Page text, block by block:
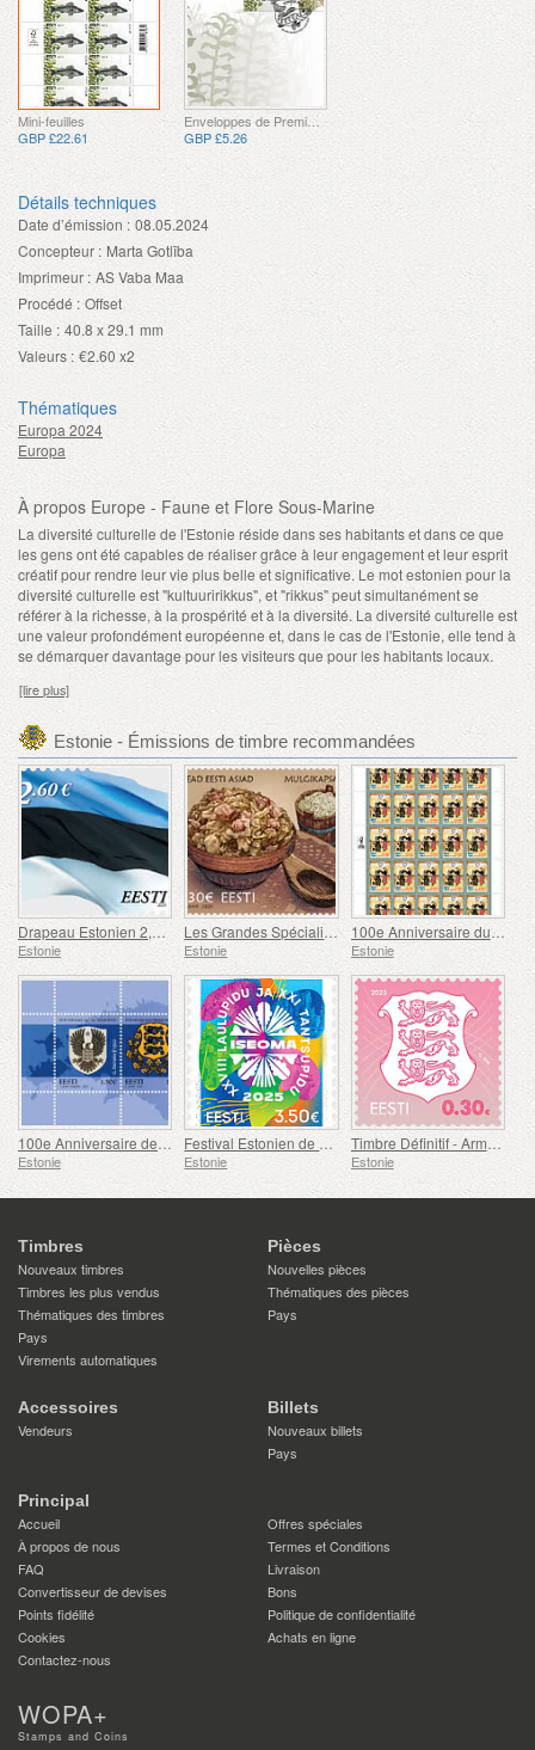
Mini-feuilles
GBP £22.61
Enveloppes de Premier Jour
GBP £5.26
Détails techniques
Date d’émission : 08.05.2024
Concepteur : Marta Gotlība
Imprimeur : AS Vaba Maa
Procédé : Offset
Taille : 40.8 x 29.1 mm
Valeurs : €2.60 x2
Thématiques
Europa 2024
Europa
À propos Europe - Faune et Flore Sous-Marine
La diversité culturelle de l'Estonie réside dans ses habitants et dans ce que
les gens ont été capables de réaliser grâce à leur engagement et leur esprit
créatif pour rendre leur vie plus belle et significative. Le mot estonien pour la
diversité culturelle est "kultuuririkkus", et "rikkus" peut simultanément se
référer à la richesse, à la prospérité et à la diversité. La diversité culturelle est
une valeur profondément européenne et, dans le cas de l'Estonie, elle tend à
se démarquer davantage pour les visiteurs que pour les habitants locaux.
[lire plus]
Estonie - Émissions de timbre recommandées
Drapeau Estonien 2,60 € (réimpression)
Estonie
Les Grandes Spécialités Estoniennes - Le Ragoût de Chou Mulgi
Estonie
100e Anniversaire du Magazine Militaire Protect Home !
Estonie
100e Anniversaire des Armoiries de l'Estonie
Estonie
Festival Estonien de Chants et de Danses
Estonie
Timbre Définitif - Armoiries 0,30 € (Rose)
Estonie
Timbres
Nouveaux timbres
Timbres les plus vendus
Thématiques des timbres
Pays
Virements automatiques
Pièces
Nouvelles pièces
Thématiques des pièces
Pays
Accessoires
Vendeurs
Billets
Nouveaux billets
Pays
Principal
Accueil
Offres spéciales
À propos de nous
Termes et Conditions
FAQ
Livraison
Convertisseur de devises
Bons
Points fidélité
Politique de confidentialité
Cookies
Achats en ligne
Contactez-nous
WOPA+
Stamps and Coins